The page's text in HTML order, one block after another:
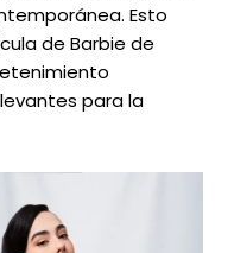
Esto
de Barbie de
para la